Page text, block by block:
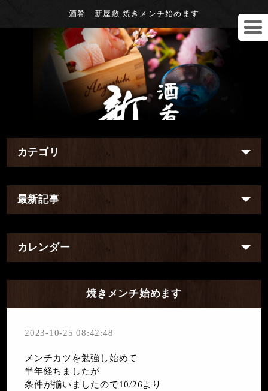
酒肴 新屋敷 焼きメンチ始めます
カテゴリ
最新記事
カレンダー
焼きメンチ始めます
2023-10-25 08:42:48
メンチカツを勉強し始めて
半年経ちましたが
条件が揃いましたので10/26より